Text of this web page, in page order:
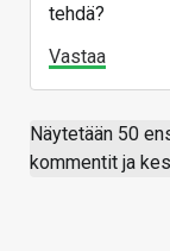
tehdä?
Vastaa
Näytetään 50
kommentit ja